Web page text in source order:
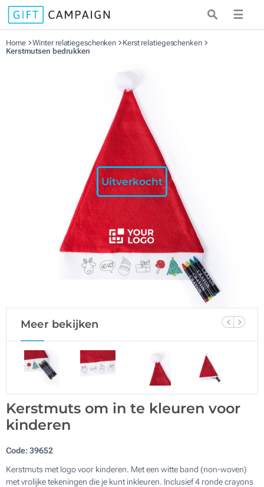
☰
Home Winter relatiegeschenken
Kerst relatiegeschenken
Kerstmutsen bedrukken
Uitverkocht
Meer bekijken
Kerstmuts om in te kleuren voor
kinderen
Code:39652
Kerstmuts met logo voor kinderen. Met een witte band (non-woven)
met vrolijke tekeningen die je kunt inkleuren. Inclusief 4 ronde crayons